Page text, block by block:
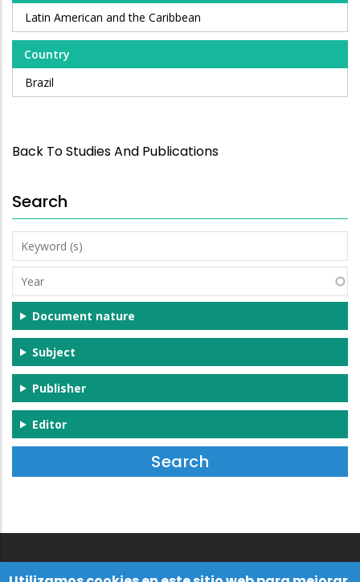
Latin American and the Caribbean
Country
Brazil
Back To Studies And Publications
Search
Keyword
(s)
Year
Document nature
Subject
Publisher
Editor